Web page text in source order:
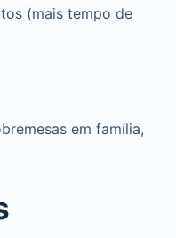
(mais tempo de
em família,